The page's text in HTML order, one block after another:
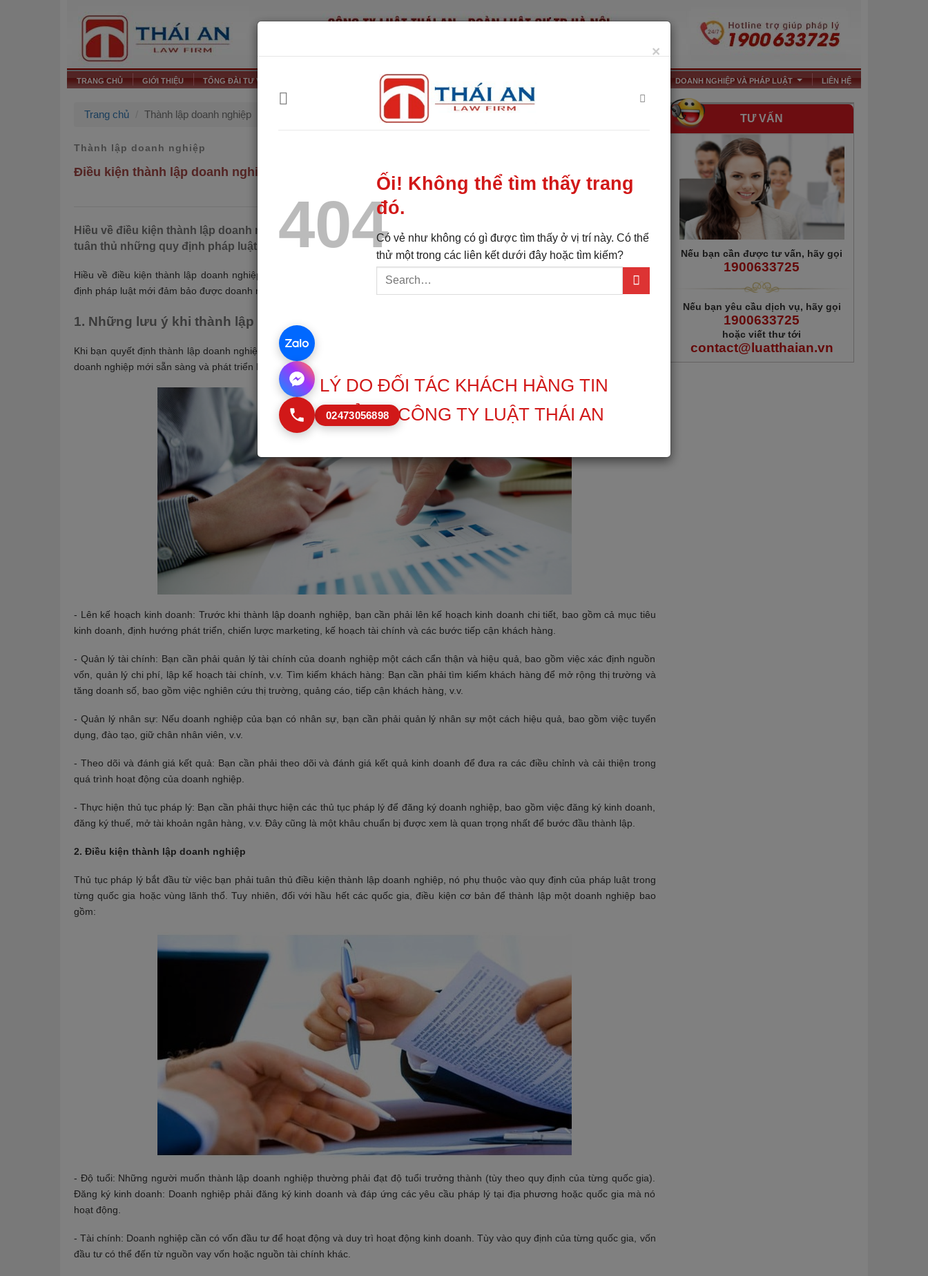
TRANG CHỦ GIỚI THIỆU TỔNG ĐÀI TƯ VẤN PHÁP LUẬT
DỊCH VỤ ĐĂNG KÝ DOANH NGHIỆP
...
DOANH NGHIỆP VÀ PHÁP LUẬT
...
LIÊN HỆ
Trang chủ Thành lập doanh nghiệp
Thành lập doanh nghiệp
Điều kiện thành lập doanh nghiệp và những vấn đề liên quan cần phải biết
Hiều về điều kiện thành lập doanh nghiệp là bước vô cùng quan trọng bắt đầu thành lập doanh nghiệp. Phải
tuân thủ những quy định pháp luật mới đảm bảo được doanh nghiệp được cấp phép hoạt động.
Hiều về điều kiện thành lập doanh nghiệp là bước vô cùng quan trọng bắt đầu thành lập doanh nghiệp. Phải tuân thủ những quy
định pháp luật mới đảm bảo được doanh nghiệp được cấp phép hoạt động.
1. Những lưu ý khi thành lập doanh nghiệp
Khi bạn quyết định thành lập doanh nghiệp là bạn đã phải chuẩn bị tiềm lực vững vàng về cả vật chất lẫn con người. Có như vậy thì
doanh nghiệp mới sẵn sàng và phát triển khi đi vào hoạt động. Và sau đây là những lưu ý khi thành lập doanh nghiệp:
- Lên kế hoạch kinh doanh: Trước khi thành lập doanh nghiệp, bạn cần phải lên kế hoạch kinh doanh chi tiết, bao gồm cả mục tiêu
kinh doanh, định hướng phát triển, chiến lược marketing, kế hoạch tài chính và các bước tiếp cận khách hàng.
- Quản lý tài chính: Bạn cần phải quản lý tài chính của doanh nghiệp một cách cẩn thận và hiệu quả, bao gồm việc xác định nguồn
vốn, quản lý chi phí, lập kế hoạch tài chính, v.v. Tìm kiếm khách hàng: Bạn cần phải tìm kiếm khách hàng để mở rộng thị trường và
tăng doanh số, bao gồm việc nghiên cứu thị trường, quảng cáo, tiếp cận khách hàng, v.v.
- Quản lý nhân sự: Nếu doanh nghiệp của bạn có nhân sự, bạn cần phải quản lý nhân sự một cách hiệu quả, bao gồm việc tuyển
dụng, đào tạo, giữ chân nhân viên, v.v.
- Theo dõi và đánh giá kết quả: Bạn cần phải theo dõi và đánh giá kết quả kinh doanh để đưa ra các điều chỉnh và cải thiện trong
quá trình hoạt động của doanh nghiệp.
- Thực hiện thủ tục pháp lý: Bạn cần phải thực hiện các thủ tục pháp lý để đăng ký doanh nghiệp, bao gồm việc đăng ký kinh doanh,
đăng ký thuế, mở tài khoản ngân hàng, v.v. Đây cũng là một khâu chuẩn bị được xem là quan trọng nhất để bước đầu thành lập.
2. Điều kiện thành lập doanh nghiệp
Thủ tục pháp lý bắt đầu từ việc bạn phải tuân thủ điều kiện thành lập doanh nghiệp, nó phụ thuộc vào quy định của pháp luật trong
từng quốc gia hoặc vùng lãnh thổ. Tuy nhiên, đối với hầu hết các quốc gia, điều kiện cơ bản để thành lập một doanh nghiệp bao
gồm:
- Độ tuổi: Những người muốn thành lập doanh nghiệp thường phải đạt độ tuổi trưởng thành (tùy theo quy định của từng quốc gia).
Đăng ký kinh doanh: Doanh nghiệp phải đăng ký kinh doanh và đáp ứng các yêu cầu pháp lý tại địa phương hoặc quốc gia mà nó
hoạt động.
- Tài chính: Doanh nghiệp cần có vốn đầu tư để hoạt động và duy trì hoạt động kinh doanh. Tùy vào quy định của từng quốc gia, vốn
đầu tư có thể đến từ nguồn vay vốn hoặc nguồn tài chính khác.
TƯ VẤN
Nếu bạn cần được tư vấn, hãy gọi
1900633725
Nếu bạn yêu cầu dịch vụ, hãy gọi
1900633725
hoặc viết thư tới
contact@luatthaian.vn
×